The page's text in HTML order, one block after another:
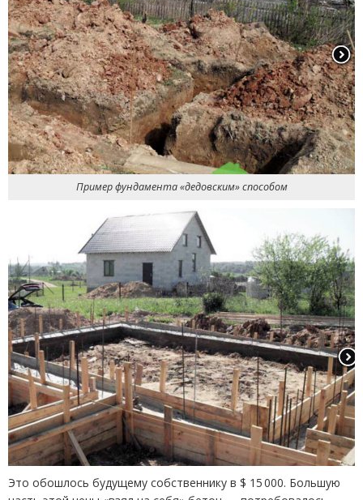
Пример фундамента «дедовским» способом
Это обошлось будущему собственнику в $ 15 000. Большую